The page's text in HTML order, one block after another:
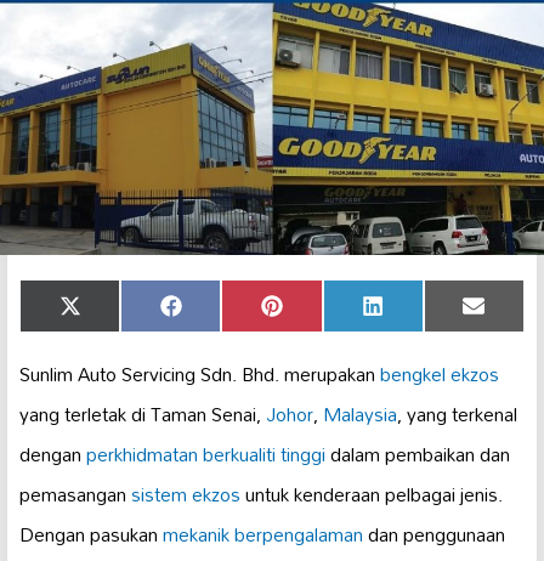
Share
on
X
(Twitter)
Share
on
Facebook Share
on
Pinterest Share
on
LinkedIn Share
on
Email
Sunlim Auto Servicing Sdn. Bhd. merupakanbengkel ekzos
yang terletak di Taman Senai,Johor,Malaysia, yang terkenal
denganperkhidmatan berkualiti tinggidalam pembaikan dan
pemasangansistem ekzosuntuk kenderaan pelbagai jenis.
Dengan pasukanmekanik berpengalamandan penggunaan